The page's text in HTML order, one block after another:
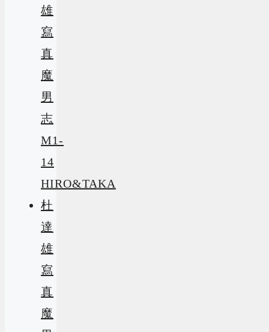
雄
寫
真
魔
男
志
M1-
14
HIRO&TAKA
杜
達
雄
寫
真
魔